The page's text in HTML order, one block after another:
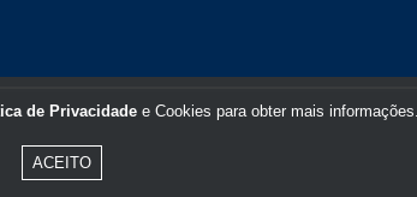
de Privacidadee Cookies para obter mais
ACEITO